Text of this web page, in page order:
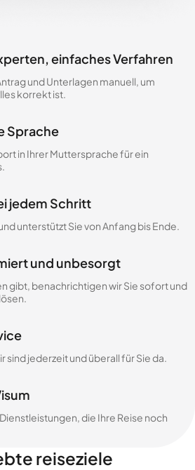
einfaches Verfahren
und Unterlagen manuell, um
korrekt ist.
Sprache
in Ihrer Muttersprache für ein
jedem Schritt
unterstützt Sie von Anfang bis Ende.
und unbesorgt
gibt, benachrichtigen wir Sie sofort und
sind jederzeit und überall für Sie da.
die Ihre Reise noch
reiseziele